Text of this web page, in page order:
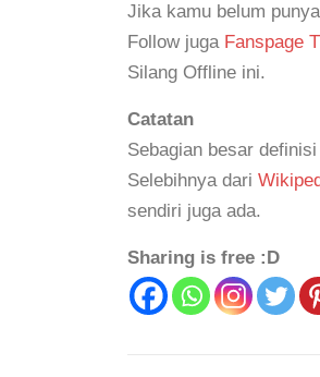
Jika kamu belum
Follow juga Fanspage
Silang Offline ini.
Catatan
Sebagian besar
Selebihnya dari
sendiri juga ada.
Sharing is free :D